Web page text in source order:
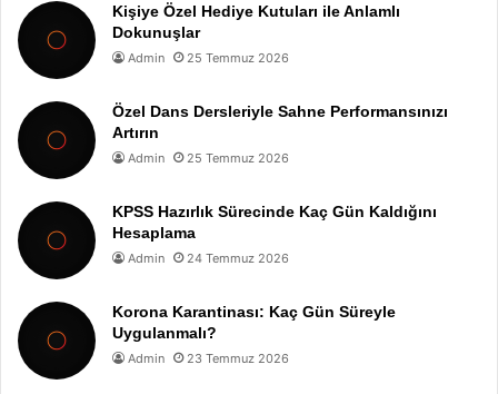
Kişiye Özel Hediye Kutuları ile Anlamlı
Dokunuşlar
Admin 25 Temmuz 2026
Özel Dans Dersleriyle Sahne Performansınızı
Artırın
Admin 25 Temmuz 2026
KPSS Hazırlık Sürecinde Kaç Gün Kaldığını
Hesaplama
Admin 24 Temmuz 2026
Korona Karantinası: Kaç Gün Süreyle
Uygulanmalı?
Admin 23 Temmuz 2026